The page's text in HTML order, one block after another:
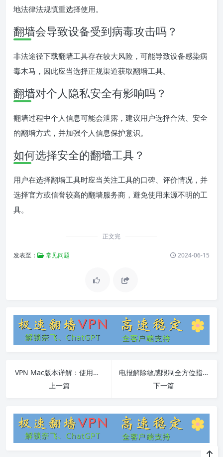
地法律法规慎重选择使用。
翻墙会导致设备受到病毒攻击吗？
非法途径下载翻墙工具存在较大风险，可能导致设备感染病
毒木马，因此应当选择正规渠道获取翻墙工具。
翻墙对个人隐私安全有影响吗？
翻墙过程中个人信息可能会泄露，建议用户选择合法、安全
的翻墙方式，并加强个人信息保护意识。
如何选择安全的翻墙工具？
用户在选择翻墙工具时应当关注工具的口碑、评价情况，并
选择官方或信誉较高的翻墙服务商，避免使用来源不明的工
具。
正文完
发表至： 常见问题 2024-06-15
VPN Mac版本详解：使用教程与常见问题解答
上一篇
电报解除敏感限制全方位指南
下一篇